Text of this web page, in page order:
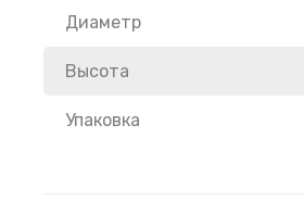
Диаметр
Высота
Упаковка